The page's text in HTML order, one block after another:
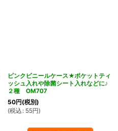
ピンクビニールケース★ポケットティ
ッシュ入れや除菌シート入れなどに♪
２種 OM707
50円(税別)
(税込 : 55円)